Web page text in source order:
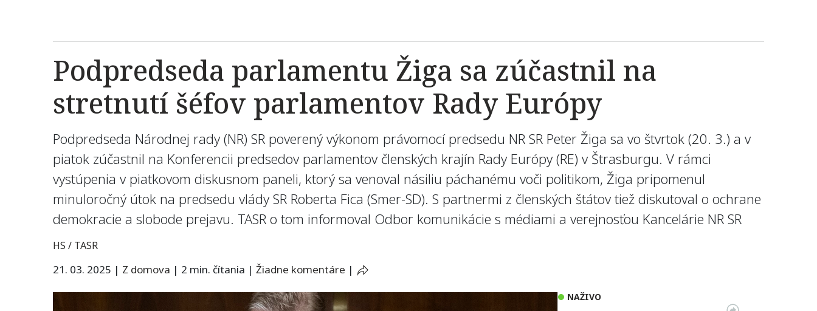
Podpredseda parlamentu Žiga sa zúčastnil na
stretnutí šéfov parlamentov Rady Európy
Podpredseda Národnej rady (NR) SR poverený výkonom právomocí predsedu NR SR Peter Žiga sa vo štvrtok (20. 3.) a v
piatok zúčastnil na Konferencii predsedov parlamentov členských krajín Rady Európy (RE) v Štrasburgu. V rámci
vystúpenia v piatkovom diskusnom paneli, ktorý sa venoval násiliu páchanému voči politikom, Žiga pripomenul
minuloročný útok na predsedu vlády SR Roberta Fica (Smer-SD). S partnermi z členských štátov tiež diskutoval o ochrane
demokracie a slobode prejavu. TASR o tom informoval Odbor komunikácie s médiami a verejnosťou Kancelárie NR SR
HS / TASR
21. 03. 2025 | Z domova | 2 min. čítania | Žiadne komentáre |
NAŽIVO